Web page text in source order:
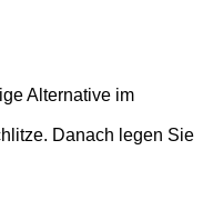
Alternative im
Danach legen Sie